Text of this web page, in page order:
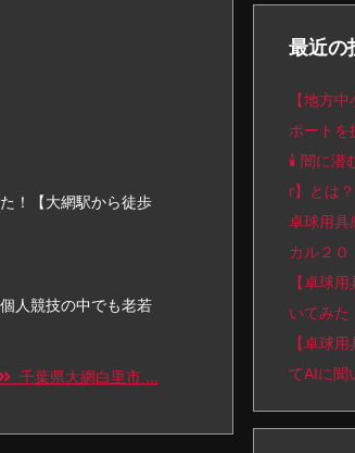
！【大網駅から徒歩
人競技の中でも老若
千葉県大網白里市 ...
最近の
【地方
ポートを
🕯️ 闇に潜
r】とは？
卓球用
カル２０
【卓球
いてみた
【卓球
てAIに聞